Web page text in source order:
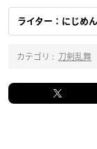
ライター：にじめ
カテゴリ : 刀剣乱舞